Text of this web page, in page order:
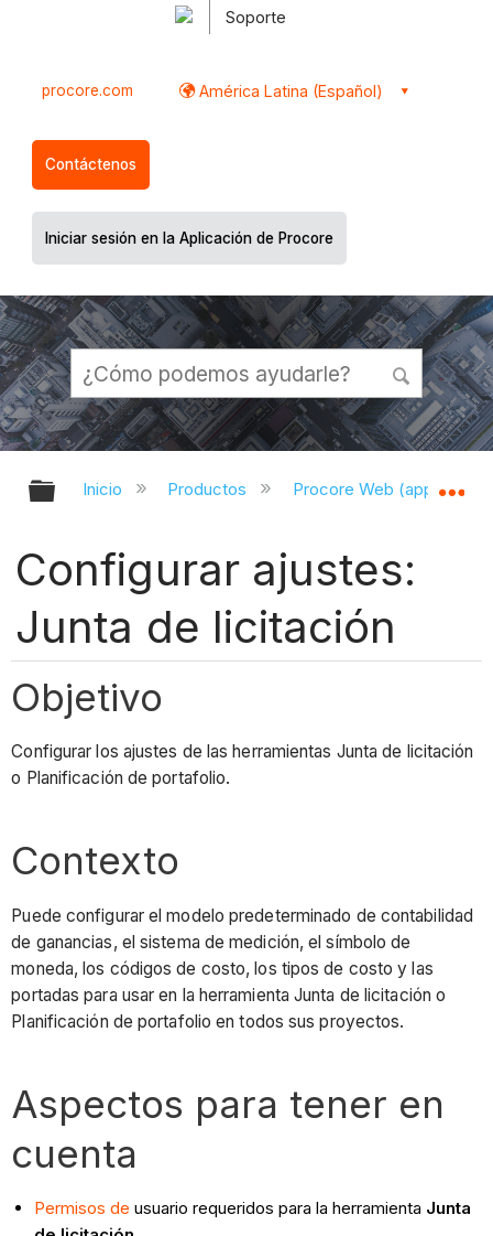
Soporte
procore.com América Latina (Español)
Contáctenos
Iniciar sesión en la Aplicación de Procore
Expandir/contraer jerarquía global
Inicio Productos Procore Web
Configurar ajustes:
Junta de licitación
Objetivo
Configurar los ajustes de las herramientas Junta de licitación
o Planificación de portafolio.
Contexto
Puede configurar el modelo predeterminado de contabilidad
de ganancias, el sistema de medición, el símbolo de
moneda, los códigos de costo, los tipos de costo y las
portadas para usar en la herramienta Junta de licitación o
Planificación de portafolio en todos sus proyectos.
Aspectos para tener en
cuenta
Permisos de usuario requeridos para la herramienta Junta